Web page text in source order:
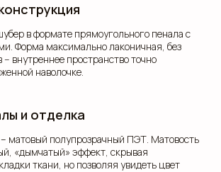
в формате прямоугольного пенала с
Форма максимально лаконичная, без
внутреннее пространство точно
наволочке.
и отделка
матовый полупрозрачный ПЭТ. Матовость
«дымчатый» эффект, скрывая
ткани, но позволяя увидеть цвет